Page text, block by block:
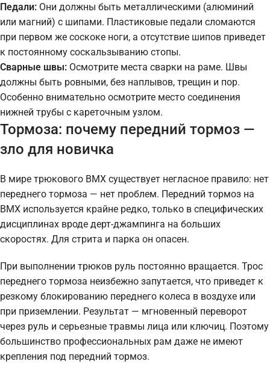
Педали: Они должны быть металлическими (алюминий
или магний) с шипами. Пластиковые педали сломаются
при первом же соскоке ноги, а отсутствие шипов приведет
к постоянному соскальзыванию стопы.
Сварные швы: Осмотрите места сварки на раме. Швы
должны быть ровными, без наплывов, трещин и пор.
Особенно внимательно осмотрите место соединения
нижней трубы с кареточным узлом.
Тормоза: почему передний тормоз —
зло для новичка
В мире трюкового BMX существует негласное правило: нет
переднего тормоза — нет проблем. Передний тормоз на
BMX используется крайне редко, только в специфических
дисциплинах вроде дерт-джампинга на больших
скоростях. Для стрита и парка он опасен.
При выполнении трюков руль постоянно вращается. Трос
переднего тормоза неизбежно запутается, что приведет к
резкому блокированию переднего колеса в воздухе или
при приземлении. Результат — мгновенный переворот
через руль и серьезные травмы лица или ключиц. Поэтому
большинство профессиональных рам даже не имеют
крепления под передний тормоз.